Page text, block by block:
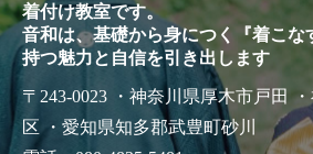
着付け教室です。
音和は、基礎から身につく『着こな
持つ魅力と自信を引き出します
〒243-0023 ・神奈川県厚木市戸田
区 ・愛知県知多郡武豊町砂川